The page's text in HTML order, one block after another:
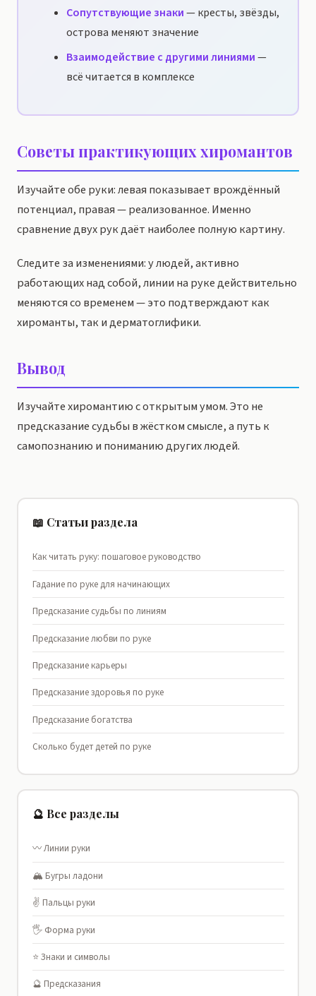
Сопутствующие знаки— кресты, звёзды,
острова меняют значение
Взаимодействие с другими линиями—
всё читается в комплексе
Советы практикующих хиромантов
Изучайте обе руки: левая показывает врождённый
потенциал, правая — реализованное. Именно
сравнение двух рук даёт наиболее полную картину.
Следите за изменениями: у людей, активно
работающих над собой, линии на руке действительно
меняются со временем — это подтверждают как
хироманты, так и дерматоглифики.
Вывод
Изучайте хиромантию с открытым умом. Это не
предсказание судьбы в жёстком смысле, а путь к
самопознанию и пониманию других людей.
📖 Статьи раздела
Как читать руку: пошаговое руководство
Гадание по руке для начинающих
Предсказание судьбы по линиям
Предсказание любви по руке
Предсказание карьеры
Предсказание здоровья по руке
Предсказание богатства
Сколько будет детей по руке
🔮 Все разделы
〰️ Линии руки
🏔️ Бугры ладони
✌️ Пальцы руки
🖐️ Форма руки
⭐ Знаки и символы
🔮 Предсказания